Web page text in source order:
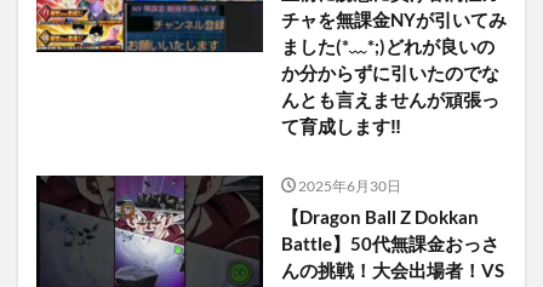
チャを無課金NYが引いてみ
ました(⁠*⁠﹏⁠*⁠;⁠)どれが良いの
か分からずに引いたのでな
んとも言えませんが頑張っ
て育成します‼️
2025年6月30日
【Dragon Ball Z Dokkan
Battle】50代無課金おっさ
んの挑戦！大会出場者！VS